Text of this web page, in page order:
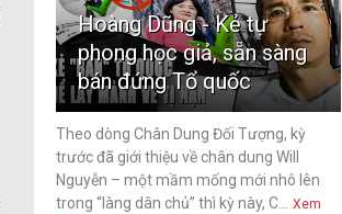
Hoàng Dũng - Kẻ tự
phong học giả, sẵn sàng
bán đứng Tổ quốc
Theo dòng Chân Dung Đối Tượng, kỳ
trước đã giới thiệu về chân dung Will
Nguyễn – một mầm mống mới nhô lên
trong “làng dân chủ” thì kỳ này, C...
Xem